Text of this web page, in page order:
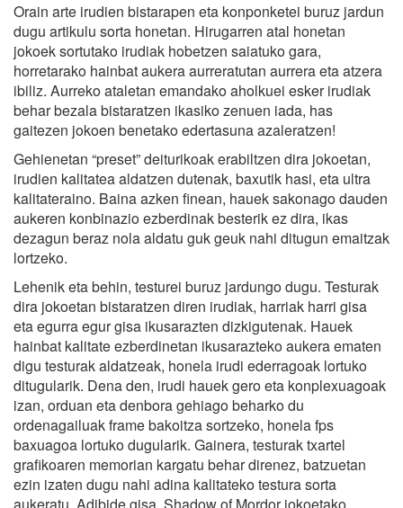
Orain arte irudien bistarapen eta konponketei buruz jardun
dugu artikulu sorta honetan. Hirugarren atal honetan
jokoek sortutako irudiak hobetzen saiatuko gara,
horretarako hainbat aukera aurreratutan aurrera eta atzera
ibiliz. Aurreko ataletan emandako aholkuei esker irudiak
behar bezala bistaratzen ikasiko zenuen iada, has
gaitezen jokoen benetako edertasuna azaleratzen!
Gehienetan “preset” deiturikoak erabiltzen dira jokoetan,
irudien kalitatea aldatzen dutenak, baxutik hasi, eta ultra
kalitateraino. Baina azken finean, hauek sakonago dauden
aukeren konbinazio ezberdinak besterik ez dira, ikas
dezagun beraz nola aldatu guk geuk nahi ditugun emaitzak
lortzeko.
Lehenik eta behin, testurei buruz jardungo dugu. Testurak
dira jokoetan bistaratzen diren irudiak, harriak harri gisa
eta egurra egur gisa ikusarazten dizkigutenak. Hauek
hainbat kalitate ezberdinetan ikusarazteko aukera ematen
digu testurak aldatzeak, honela irudi ederragoak lortuko
ditugularik. Dena den, irudi hauek gero eta konplexuagoak
izan, orduan eta denbora gehiago beharko du
ordenagailuak frame bakoitza sortzeko, honela fps
baxuagoa lortuko dugularik. Gainera, testurak txartel
grafikoaren memorian kargatu behar direnez, batzuetan
ezin izaten dugu nahi adina kalitateko testura sorta